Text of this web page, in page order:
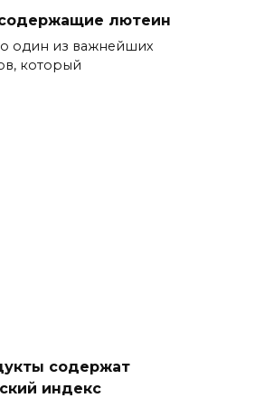
лютеин
один из важнейших
который
содержат
индекс